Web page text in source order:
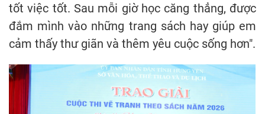
tốt việc tốt. Sau mỗi giờ học căng thẳng, được
đắm mình vào những trang sách hay giúp em
cảm thấy thư giãn và thêm yêu cuộc sống hơn".